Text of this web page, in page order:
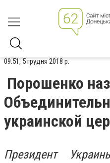
09:51, 5 грудня 2018 р.
Порошенко
украинской
Президент